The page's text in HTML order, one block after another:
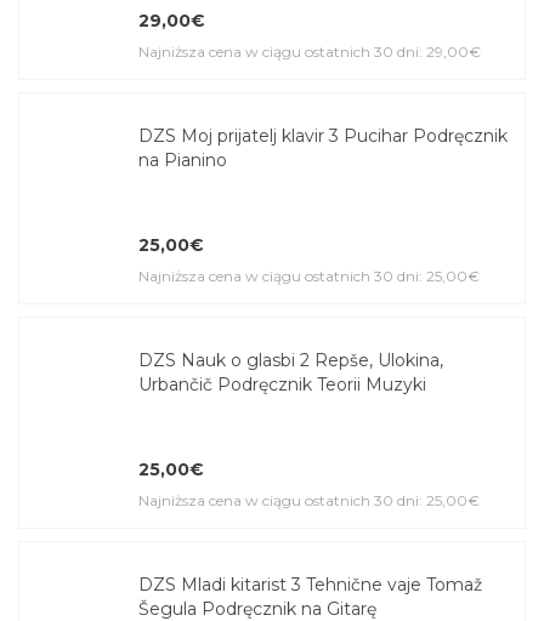
29,00€
Najniższa cena w ciągu ostatnich 30 dni: 29,00€
DZS Moj prijatelj klavir 3 Pucihar Podręcznik
na Pianino
25,00€
Najniższa cena w ciągu ostatnich 30 dni: 25,00€
DZS Nauk o glasbi 2 Repše, Ulokina,
Urbančič Podręcznik Teorii Muzyki
25,00€
Najniższa cena w ciągu ostatnich 30 dni: 25,00€
DZS Mladi kitarist 3 Tehnične vaje Tomaž
Šegula Podręcznik na Gitarę